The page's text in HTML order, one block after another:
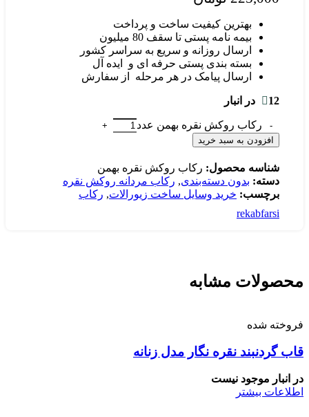
بهترین کیفیت ساخت و پرداخت
بیمه نامه پستی تا سقف 80 میلیون
ارسال روزانه و سریع به سراسر کشور
بسته بندی پستی حرفه ای و ایده آل
ارسال پیامک در هر مرحله از سفارش
12 در انبار
رکاب روکش نقره بهمن عدد
افزودن به سبد خرید
شناسه محصول: رکاب روکش نقره بهمن
دسته: بدون دسته‌بندی, رکاب مردانه روکش نقره
برچسب: خرید وسایل ساخت زیورالات, رکاب
rekabfarsi
محصولات مشابه
فروخته شده
قاب گردنبند نقره نگار مدل زنانه
در انبار موجود نیست
اطلاعات بیشتر